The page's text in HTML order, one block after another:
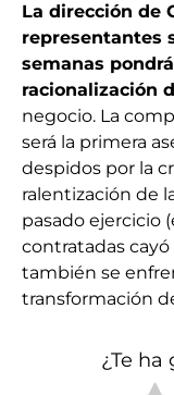
La dirección de
representantes
semanas
racionalización
negocio. La
será la primera
despidos por la
ralentización de
pasado ejercicio
contratadas cayó
también se
transformación
¿Te